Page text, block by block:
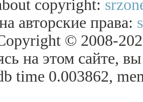
copyright:
авторские права:
© 2008-
на этом сайте,
time 0.003862,